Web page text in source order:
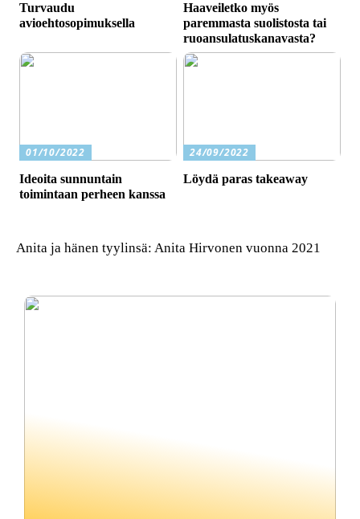
Turvaudu
avioehtosopimuksella
Haaveiletko myös
paremmasta suolistosta tai
ruoansulatuskanavasta?
01/10/2022
Ideoita sunnuntain
toimintaan perheen kanssa
24/09/2022
Löydä paras takeaway
Anita ja hänen tyylinsä: Anita Hirvonen vuonna 2021